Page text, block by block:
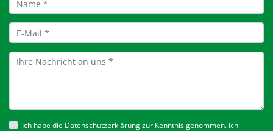
Ich habe die Datenschutzerklärungzur Kenntnis genommen. Ich